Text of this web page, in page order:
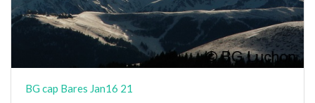
BG cap Bares Jan16 21